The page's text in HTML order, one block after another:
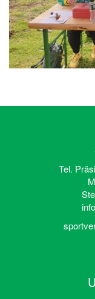
Tel.